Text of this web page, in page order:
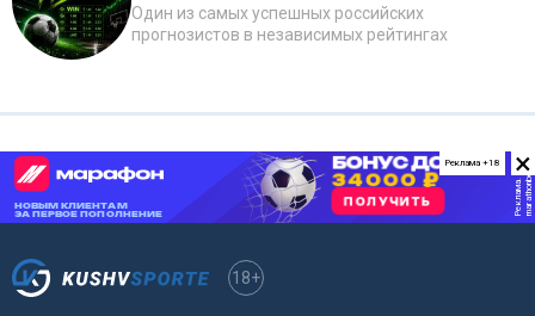
Один из самых успешных российских
прогнозистов в независимых рейтингах
×
Реклама +18
18+